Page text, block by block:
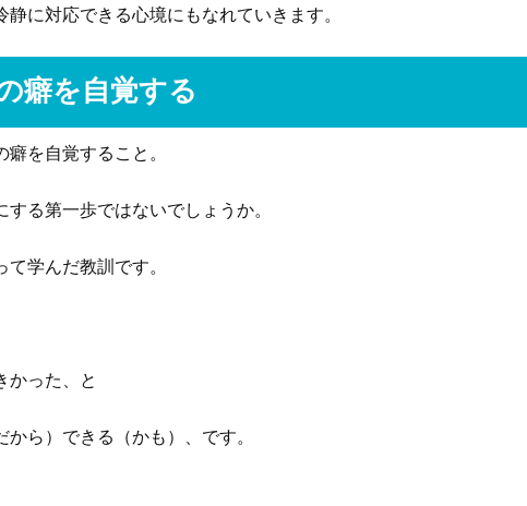
静に対応できる心境にもなれていきます。
癖を自覚する
癖を自覚すること。
する第一歩ではないでしょうか。
て学んだ教訓です。
かった、と
ら）できる（かも）、です。